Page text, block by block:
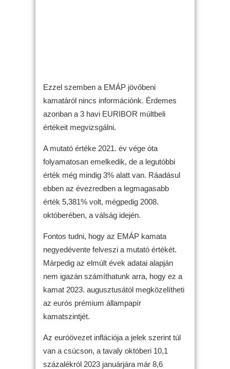
Ezzel szemben a EMÁP jövőbeni
kamatáról nincs információnk. Érdemes
azonban a 3 havi EURIBOR múltbeli
értékeit megvizsgálni.
A mutató értéke 2021. év vége óta
folyamatosan emelkedik, de a legutóbbi
érték még mindig 3% alatt van. Ráadásul
ebben az évezredben a legmagasabb
érték 5,381% volt, mégpedig 2008.
októberében, a válság idején.
Fontos tudni, hogy az EMÁP kamata
negyedévente felveszi a mutató értékét.
Márpedig az elmúlt évek adatai alapján
nem igazán számíthatunk arra, hogy ez a
kamat 2023. augusztusától megközelítheti
az eurós prémium állampapír
kamatszintjét.
Az euróövezet inflációja a jelek szerint túl
van a csúcson, a tavaly októberi 10,1
százalékról 2023 januárjára már 8,6